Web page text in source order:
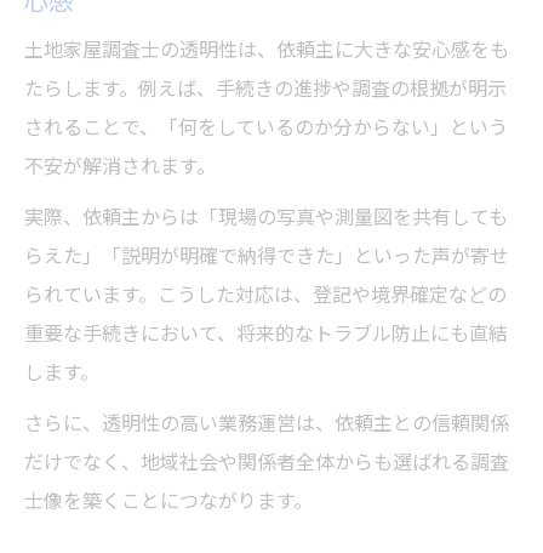
土地家屋調査士の業務透明化を支えるITツ
ール
土地家屋調査士が選ぶ最新技術で業務効率
化
土地家屋調査士の透明性は、依頼主に大きな安心感をも
たらします。例えば、手続きの進捗や調査の根拠が明示
されることで、「何をしているのか分からない」という
不安が解消されます。
実際、依頼主からは「現場の写真や測量図を共有しても
らえた」「説明が明確で納得できた」といった声が寄せ
られています。こうした対応は、登記や境界確定などの
重要な手続きにおいて、将来的なトラブル防止にも直結
します。
さらに、透明性の高い業務運営は、依頼主との信頼関係
だけでなく、地域社会や関係者全体からも選ばれる調査
士像を築くことにつながります。